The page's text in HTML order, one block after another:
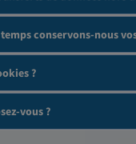
conservons-nous
?
vous ?